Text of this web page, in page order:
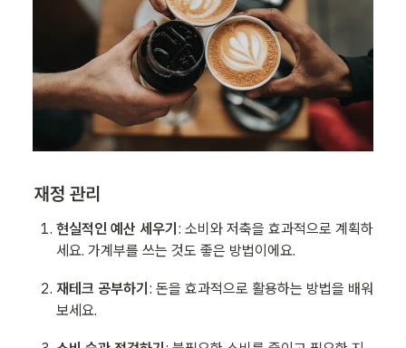
재정 관리
현실적인 예산 세우기: 소비와 저축을 효과적으로 계획하
세요. 가계부를 쓰는 것도 좋은 방법이에요.
재테크 공부하기: 돈을 효과적으로 활용하는 방법을 배워
보세요.